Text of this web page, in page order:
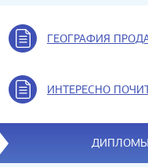
ГЕОГРАФИЯ
ИНТЕРЕСНО